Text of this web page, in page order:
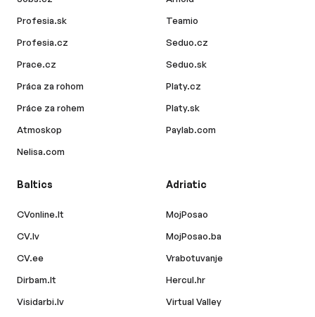
Profesia.sk
Profesia.cz
Prace.cz
Práca za rohom
Práce za rohem
Atmoskop
Nelisa.com
Teamio
Seduo.cz
Seduo.sk
Platy.cz
Platy.sk
Paylab.com
Baltics
CVonline.lt
CV.lv
CV.ee
Dirbam.lt
Visidarbi.lv
Adriatic
MojPosao
MojPosao.ba
Vrabotuvanje
Hercul.hr
Virtual Valley